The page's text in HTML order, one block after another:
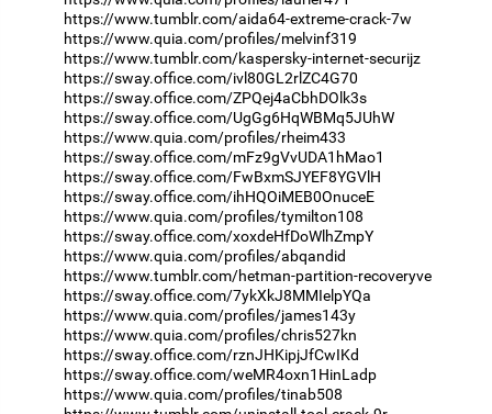
https://www.tumblr.com/aida64-extreme-crack-7w
https://www.quia.com/profiles/melvinf319
https://www.tumblr.com/kaspersky-internet-securijz
https://sway.office.com/ivl80GL2rlZC4G70
https://sway.office.com/ZPQej4aCbhDOlk3s
https://sway.office.com/UgGg6HqWBMq5JUhW
https://www.quia.com/profiles/rheim433
https://sway.office.com/mFz9gVvUDA1hMao1
https://sway.office.com/FwBxmSJYEF8YGVlH
https://sway.office.com/ihHQOiMEB0OnuceE
https://www.quia.com/profiles/tymilton108
https://sway.office.com/xoxdeHfDoWlhZmpY
https://www.quia.com/profiles/abqandid
https://www.tumblr.com/hetman-partition-recoveryve
https://sway.office.com/7ykXkJ8MMIelpYQa
https://www.quia.com/profiles/james143y
https://www.quia.com/profiles/chris527kn
https://sway.office.com/rznJHKipjJfCwIKd
https://sway.office.com/weMR4oxn1HinLadp
https://www.quia.com/profiles/tinab508